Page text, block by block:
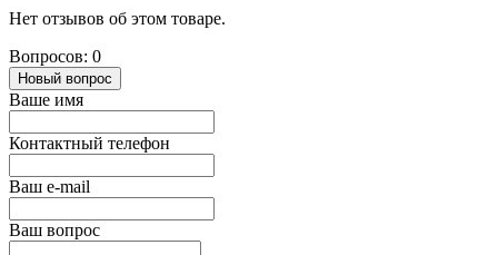
Нет отзывов об этом товаре.
Вопросов: 0
Новый вопрос
Ваше имя
Контактный телефон
Ваш e-mail
Ваш вопрос